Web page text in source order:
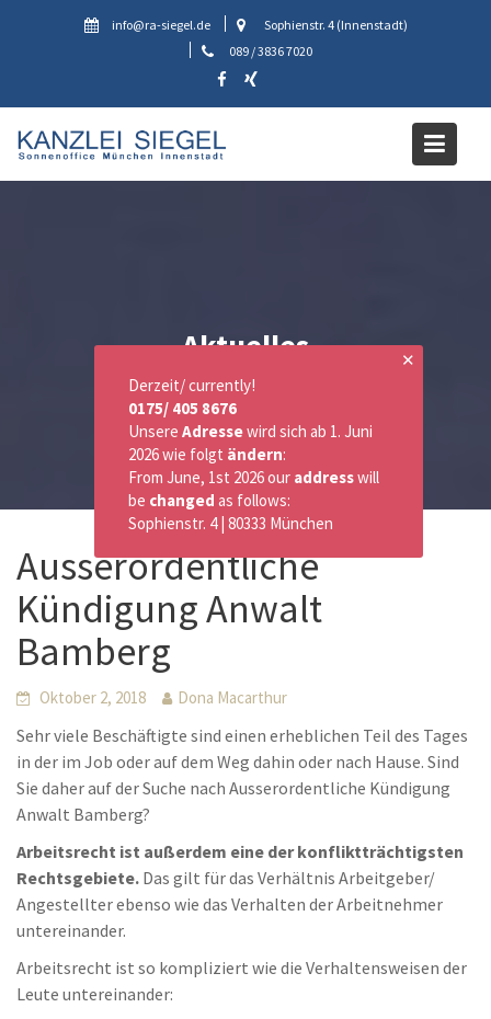
info@ra-siegel.de
Sophienstr. 4 (Innenstadt)
089 / 3836 7020
Aktuelles
Ausserordentliche
Kündigung Anwalt
Bamberg
Oktober 2, 2018 Dona Macarthur
Sehr viele Beschäftigte sind einen erheblichen Teil des Tages
in der im Job oder auf dem Weg dahin oder nach Hause. Sind
Sie daher auf der Suche nach Ausserordentliche Kündigung
Anwalt Bamberg?
Arbeitsrecht ist außerdem eine der konfliktträchtigsten
Rechtsgebiete. Das gilt für das Verhältnis Arbeitgeber/
Angestellter ebenso wie das Verhalten der Arbeitnehmer
untereinander.
Arbeitsrecht ist so kompliziert wie die Verhaltensweisen der
Leute untereinander:
✕
Derzeit/ currently!
0175/ 405 8676
Unsere Adressewird sich ab 1. Juni
2026 wie folgt ändern:
From June, 1st 2026 our addresswill
be changed as follows:
Sophienstr. 4 | 80333 München